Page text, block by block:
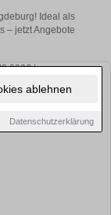
ablehnen
Datenschutzerklärung
Ideal als
– jetzt Angebote